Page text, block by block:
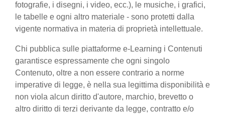
fotografie, i disegni, i video, ecc.), le musiche, i grafici,
le tabelle e ogni altro materiale - sono protetti dalla
vigente normativa in materia di proprietà intellettuale.
Chi pubblica sulle piattaforme e-Learning i Contenuti
garantisce espressamente che ogni singolo
Contenuto, oltre a non essere contrario a norme
imperative di legge, è nella sua legittima disponibilità e
non viola alcun diritto d'autore, marchio, brevetto o
altro diritto di terzi derivante da legge, contratto e/o